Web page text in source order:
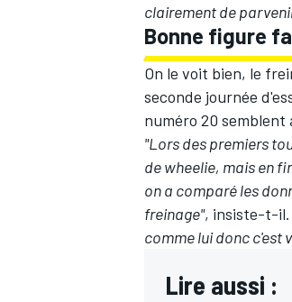
AUTRES CHAMPIONNATS
clairement de
Bonne figure
On le voit bien, le
seconde journée
numéro 20 semblent
"Lors des premiers
de wheelie, mais en
on a comparé les
freinage", insiste-t-il.
comme lui donc c'est
Lire aussi :